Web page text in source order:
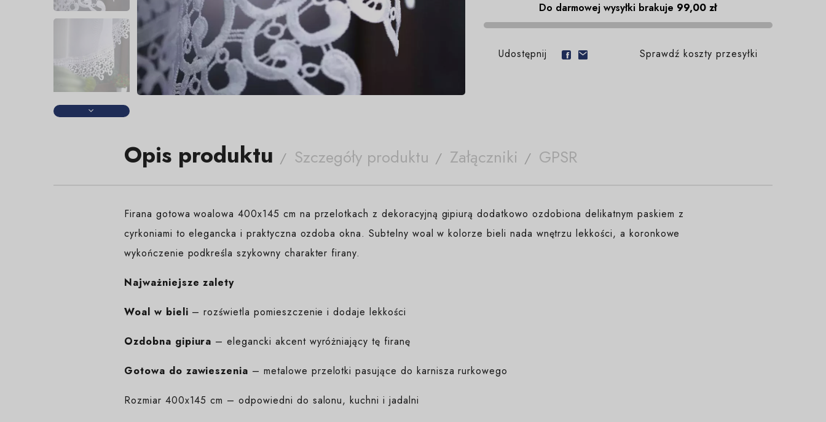
Do darmowej wysyłki brakuje 99,00 zł
Udostępnij Sprawdź koszty przesyłki
Opis produktu Szczegóły produktu Załączniki GPSR
Firana gotowa woalowa 400x145 cm na przelotkach z dekoracyjną gipiurą dodatkowo ozdobiona delikatnym paskiem z
cyrkoniami to elegancka i praktyczna ozdoba okna. Subtelny woal w kolorze bieli nada wnętrzu lekkości, a koronkowe
wykończenie podkreśla szykowny charakter firany.
Najważniejsze zalety
Woal w bieli – rozświetla pomieszczenie i dodaje lekkości
Ozdobna gipiura – elegancki akcent wyróżniający tę firanę
Gotowa do zawieszenia – metalowe przelotki pasujące do karnisza rurkowego
Rozmiar 400x145 cm – odpowiedni do salonu, kuchni i jadalni